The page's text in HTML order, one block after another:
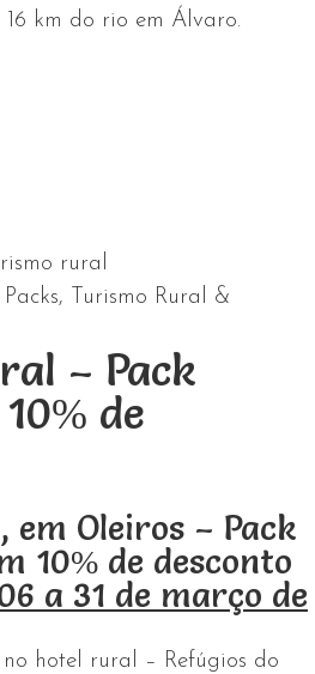
km do rio em Álvaro.
,
Turismo Rural &
– Pack
de
em Oleiros – Pack
10% de desconto
a 31 de março de
hotel rural – Refúgios do